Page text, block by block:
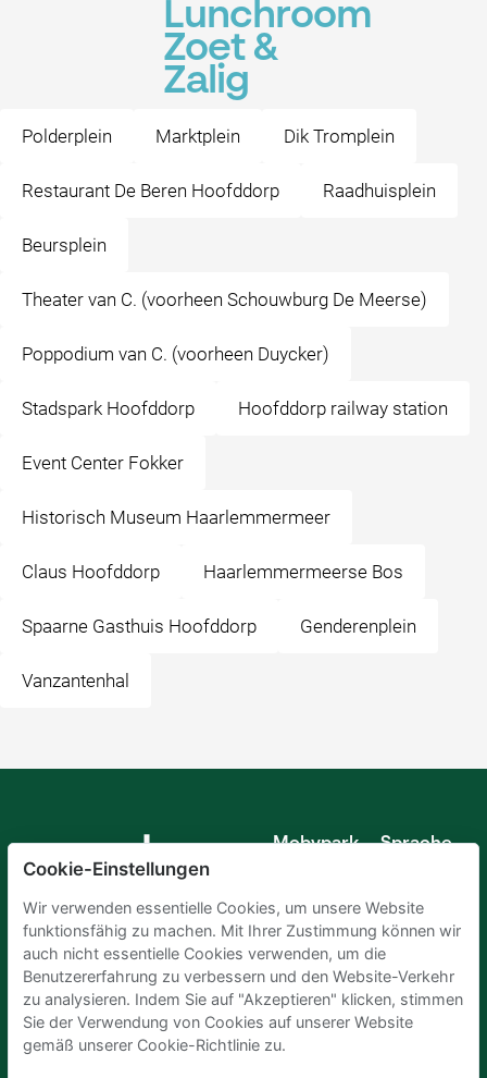
Lunchroom
Zoet &
Zalig
Polderplein Marktplein Dik Tromplein
Restaurant De Beren Hoofddorp Raadhuisplein
Beursplein
Theater van C. (voorheen Schouwburg De Meerse)
Poppodium van C. (voorheen Duycker)
Stadspark Hoofddorp Hoofddorp railway station
Event Center Fokker
Historisch Museum Haarlemmermeer
Claus Hoofddorp Haarlemmermeerse Bos
Spaarne Gasthuis Hoofddorp Genderenplein
Vanzantenhal
Mobypark
Sprache
Spanisch
Französisch
Italienisch
Niederländisch
Cookie-Einstellungen
Wir verwenden essentielle Cookies, um unsere Website
funktionsfähig zu machen. Mit Ihrer Zustimmung können wir
auch nicht essentielle Cookies verwenden, um die
Benutzererfahrung zu verbessern und den Website-Verkehr
zu analysieren. Indem Sie auf "Akzeptieren" klicken, stimmen
Sie der Verwendung von Cookies auf unserer Website
gemäß unserer Cookie-Richtlinie zu.